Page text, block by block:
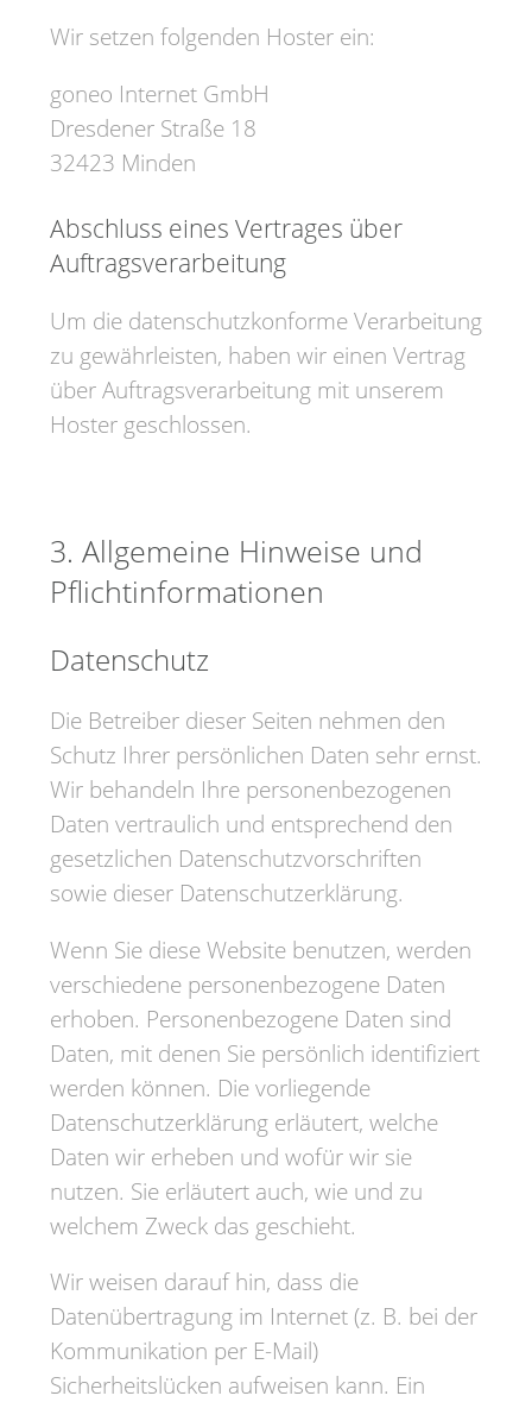
Wir setzen folgenden Hoster ein:
goneo Internet GmbH
Dresdener Straße 18
32423 Minden
Abschluss eines Vertrages über
Auftragsverarbeitung
Um die datenschutzkonforme Verarbeitung
zu gewährleisten, haben wir einen Vertrag
über Auftragsverarbeitung mit unserem
Hoster geschlossen.
3. Allgemeine Hinweise und
Pflicht­informationen
Datenschutz
Die Betreiber dieser Seiten nehmen den
Schutz Ihrer persönlichen Daten sehr ernst.
Wir behandeln Ihre personenbezogenen
Daten vertraulich und entsprechend den
gesetzlichen Datenschutzvorschriften
sowie dieser Datenschutzerklärung.
Wenn Sie diese Website benutzen, werden
verschiedene personenbezogene Daten
erhoben. Personenbezogene Daten sind
Daten, mit denen Sie persönlich identifiziert
werden können. Die vorliegende
Datenschutzerklärung erläutert, welche
Daten wir erheben und wofür wir sie
nutzen. Sie erläutert auch, wie und zu
welchem Zweck das geschieht.
Wir weisen darauf hin, dass die
Datenübertragung im Internet (z. B. bei der
Kommunikation per E-Mail)
Sicherheitslücken aufweisen kann. Ein